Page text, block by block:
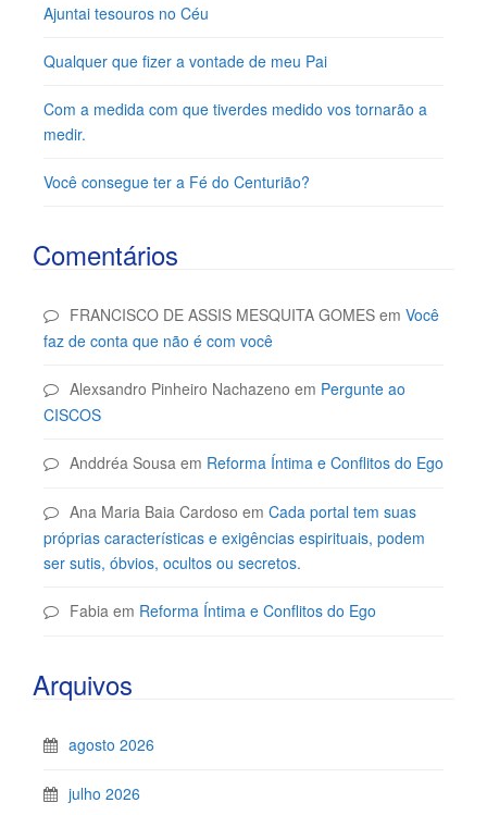
Ajuntai tesouros no Céu
Qualquer que fizer a vontade de meu Pai
Com a medida com que tiverdes medido vos tornarão a
medir.
Você consegue ter a Fé do Centurião?
Comentários
FRANCISCO DE ASSIS MESQUITA GOMES em Você
faz de conta que não é com você
Alexsandro Pinheiro Nachazeno em Pergunte ao
CISCOS
Anddréa Sousa em Reforma Íntima e Conflitos do Ego
Ana Maria Baia Cardoso em Cada portal tem suas
próprias características e exigências espirituais, podem
ser sutis, óbvios, ocultos ou secretos.
Fabia em Reforma Íntima e Conflitos do Ego
Arquivos
agosto 2026
julho 2026